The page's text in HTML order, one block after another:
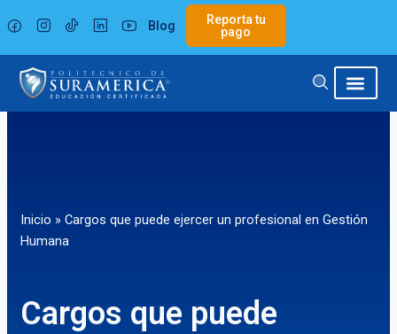
al
contenido
Blog
Reporta tu
pago
Inicio » Cargos que puede ejercer un profesional en Gestión
Humana
Cargos que puede